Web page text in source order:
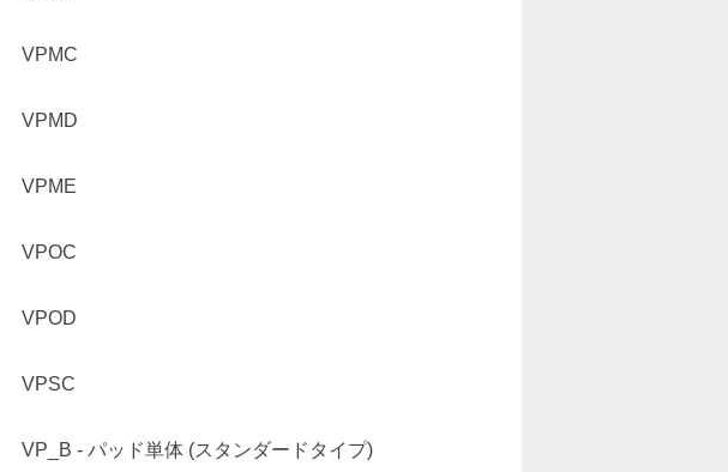
VPMC
VPMD
VPME
VPOC
VPOD
VPSC
VP_B - パッド単体 (スタンダードタイプ)